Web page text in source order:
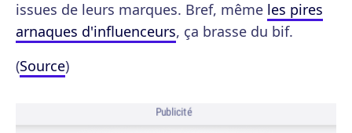
issues de leurs marques. Bref, même les pires
arnaques d'influenceurs, ça brasse du bif.
(Source)
Publicité